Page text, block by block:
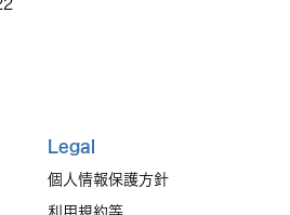
Legal
個人情報保護方針